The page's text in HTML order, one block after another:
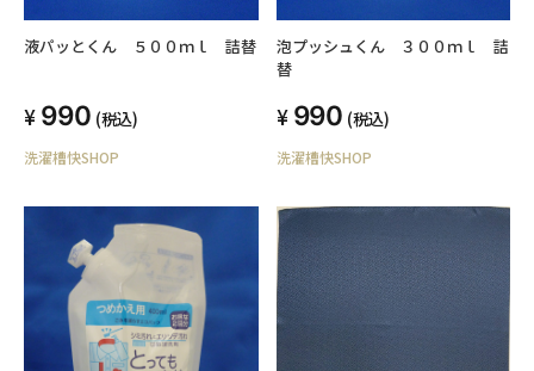
液パッとくん ５００ｍｌ 詰替
990 (税込)
洗濯槽快SHOP
泡プッシュくん ３００ｍｌ 詰
替
990 (税込)
洗濯槽快SHOP